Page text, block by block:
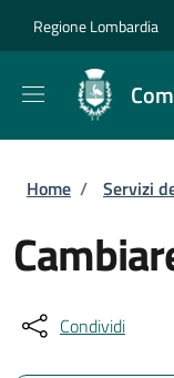
Regione Lombardia
Briciole
Home / Servizi
Condividi